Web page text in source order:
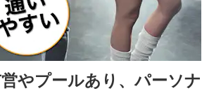
やプールあり、パーソナ